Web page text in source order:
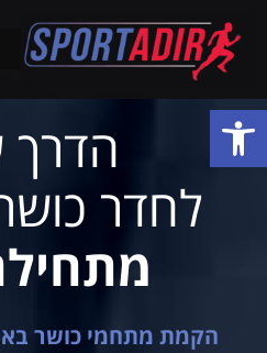
לחדר
הקמת מתחמי כושר
פתח סרגל נגישות